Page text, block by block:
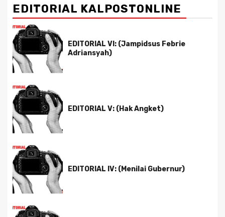
EDITORIAL KALPOSTONLINE
EDITORIAL VI: (Jampidsus Febrie
Adriansyah)
EDITORIAL V: (Hak Angket)
EDITORIAL IV: (Menilai Gubernur)